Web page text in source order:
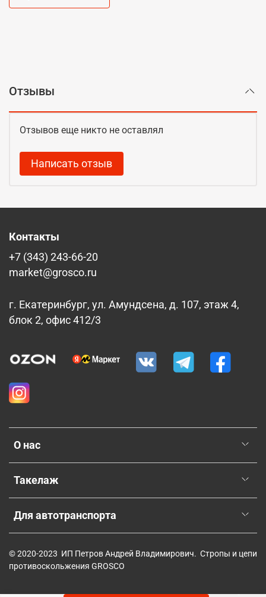
Отзывы
Отзывов еще никто не оставлял
Написать отзыв
О нас
Такелаж
Для автотранспорта
Контакты
+7 (343) 243-66-20
market@grosco.ru
г. Екатеринбург, ул. Амундсена, д. 107, этаж 4,
блок 2, офис 412/3
© 2020-2023 ИП Петров Андрей Владимирович. Стропы и цепи
противоскольжения GROSCO